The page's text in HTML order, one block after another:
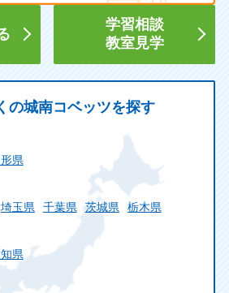
学習相談
教室見学
の城南コベッツを探す
県
埼玉県 千葉県 茨城県
栃木県
県